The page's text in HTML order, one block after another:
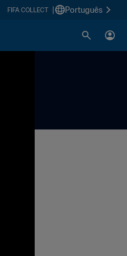
FIFA COLLECT Português